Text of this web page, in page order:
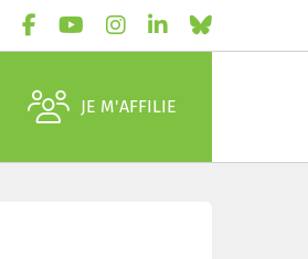
JE M'AFFILIE